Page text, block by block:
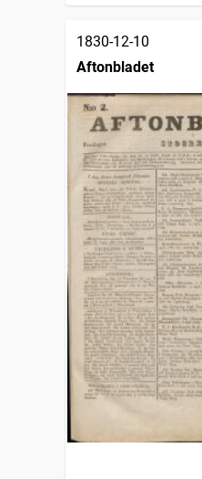
1830-12-10
Aftonbladet